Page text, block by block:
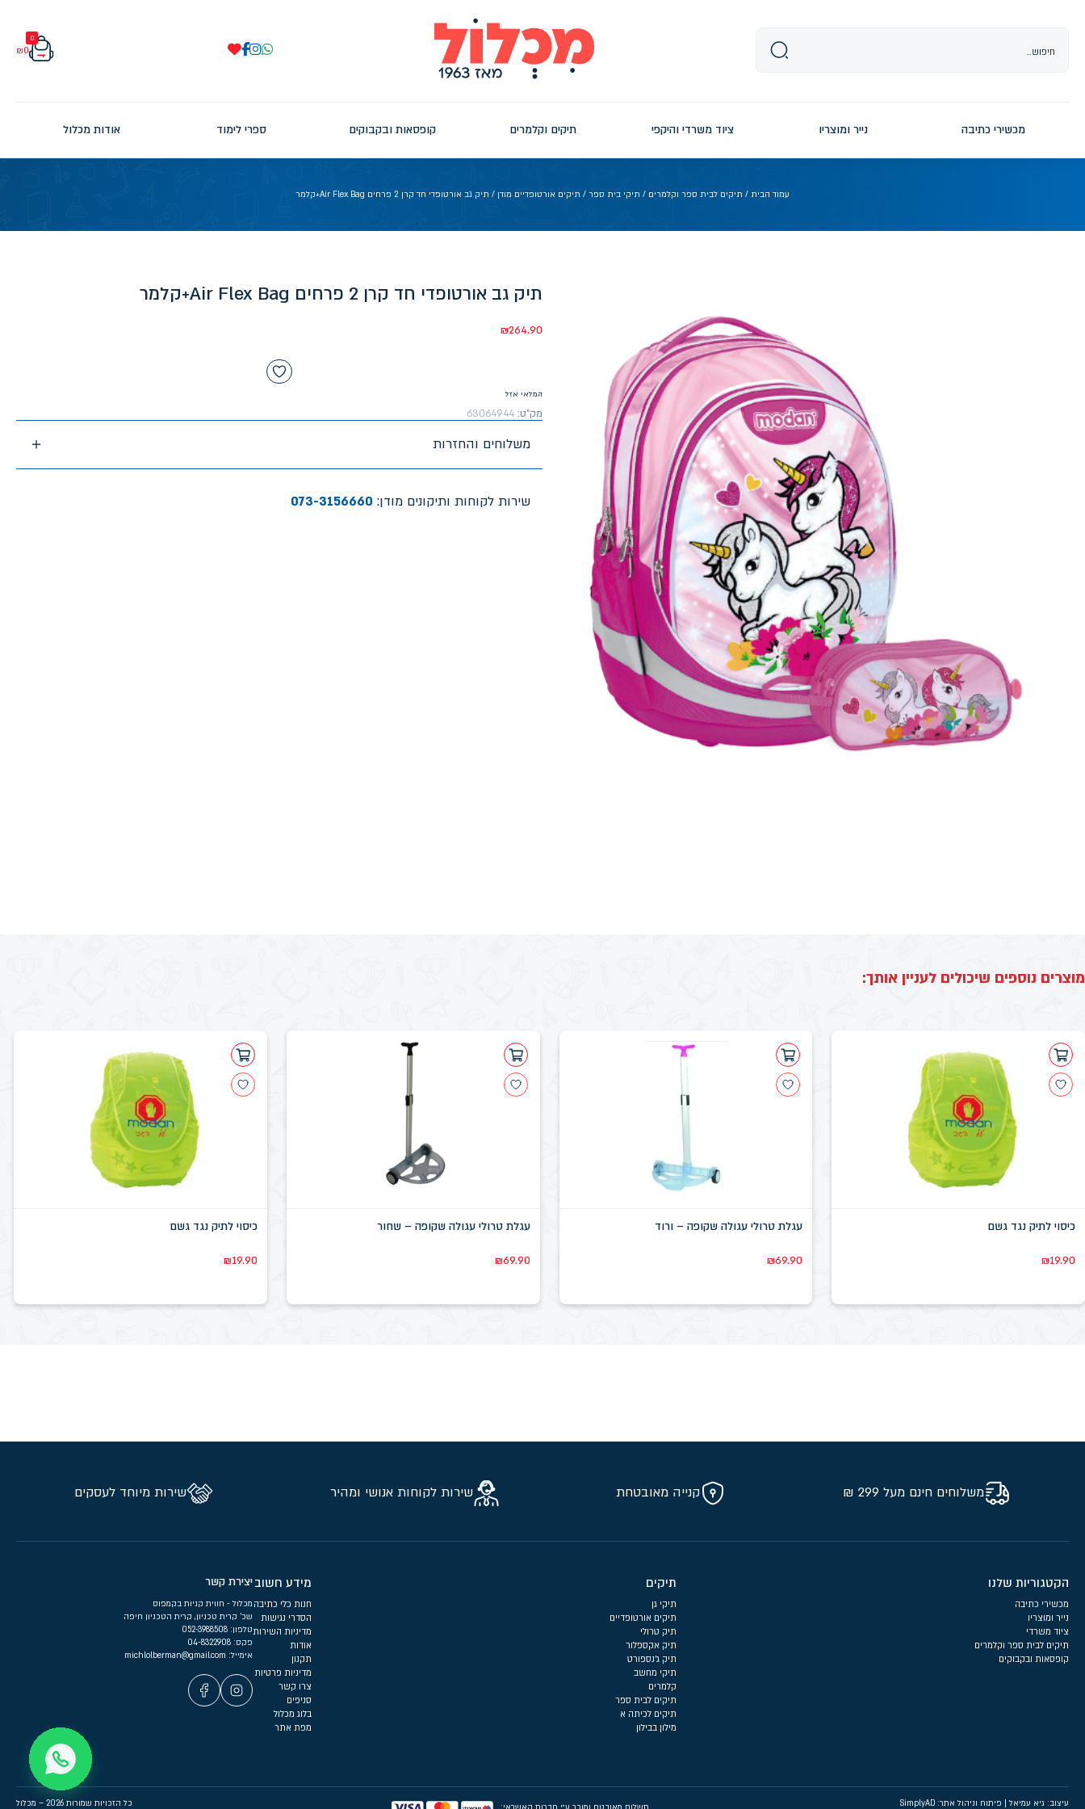
0
₪0
מכשירי כתיבה נייר ומוצריו ציוד משרדי והיקפי תיקים וקלמרים קופסאות ובקבוקים ספרי לימוד אודות מכלול
עמוד הבית / תיקים לבית ספר וקלמרים / תיקי בית ספר / תיקים אורטופדיים מודן / תיק גב אורטופדי חד קרן 2 פרחים Air Flex Bag+קלמר
תיק גב אורטופדי חד קרן 2 פרחים Air Flex Bag+קלמר
₪264.90
המלאי אזל
מק"ט: 63064944
משלוחים והחזרות
שירות לקוחות ותיקונים מודן: 073-3156660
מוצרים נוספים שיכולים לעניין אותך:
כיסוי לתיק נגד גשם
₪19.90
עגלת טרולי עגולה שקופה – ורוד
₪69.90
עגלת טרולי עגולה שקופה – שחור
₪69.90
כיסוי לתיק נגד גשם
₪19.90
משלוחים חינם מעל 299 ₪ קנייה מאובטחת שירות לקוחות אנושי ומהיר שירות מיוחד לעסקים
הקטגוריות שלנו
מכשירי כתיבה
נייר ומוצריו
ציוד משרדי
תיקים לבית ספר וקלמרים
קופסאות ובקבוקים
תיקים
תיקי גן
תיקים אורטופדיים
תיק טרולי
תיק אקספלור
תיק ג'נספורט
תיקי מחשב
קלמרים
תיקים לבית ספר
תיקים לכיתה א
מילון בבילון
מידע חשוב
חנות כלי כתיבה
הסדרי נגישות
מדיניות השירות
אודות
תקנון
מדיניות פרטיות
צרו קשר
סניפים
בלוג מכלול
מפת אתר
יצירת קשר
מכלול - חווית קניות בקמפוס
שכ’ קרית טכניון, קרית הטכניון חיפה
טלפון:
פקס: 04-8322908
אימייל:
עיצוב: גיא עמיאל | פיתוח וניהול אתר: SimplyAD כל הזכויות שמורות 2026 – מכלול